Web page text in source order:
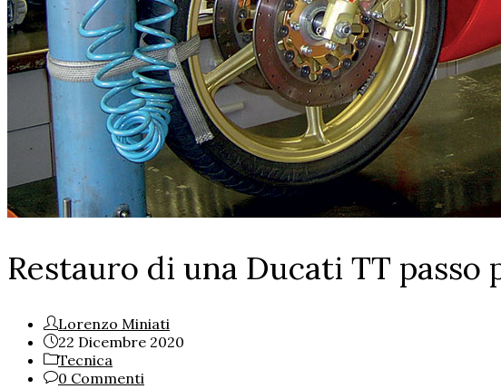
Restauro di una Ducati TT passo
Lorenzo Miniati
22 Dicembre 2020
Tecnica
0 Commenti